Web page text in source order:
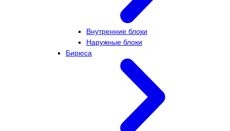
Внутренние блоки
Наружные блоки
Бирюса